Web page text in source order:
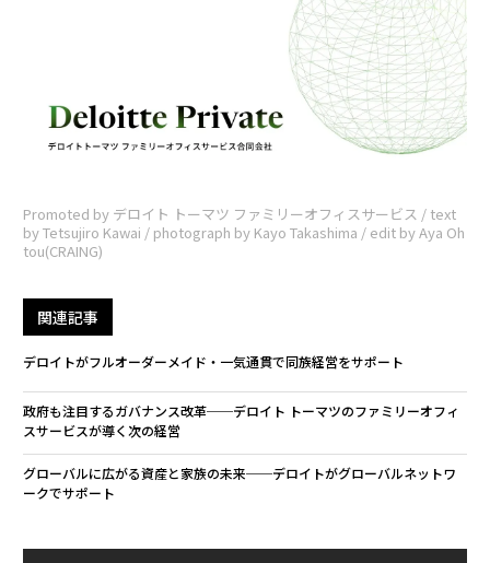
Promoted by デロイト トーマツ ファミリーオフィスサービス / text
by Tetsujiro Kawai / photograph by Kayo Takashima / edit by Aya Oh
tou(CRAING)
関連記事
デロイトがフルオーダーメイド・一気通貫で同族経営をサポート
政府も注目するガバナンス改革──デロイト トーマツのファミリーオフィ
スサービスが導く次の経営
グローバルに広がる資産と家族の未来──デロイトがグローバルネットワ
ークでサポート